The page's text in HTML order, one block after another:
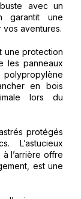
avec un
garantit une
aventures.
une protection
les panneaux
polypropylène
en bois
lors du
protégés
L’astucieux
l’arrière offre
est une